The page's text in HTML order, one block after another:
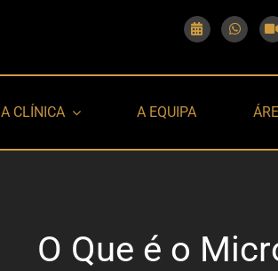
A CLÍNICA A EQUIPA
O Que é o